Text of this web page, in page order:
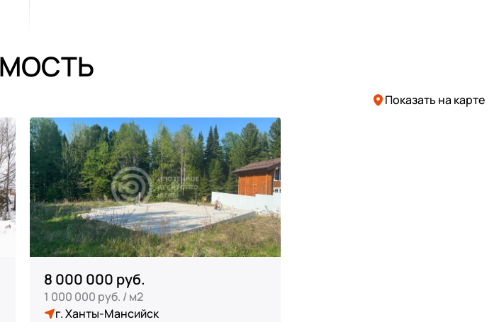
Показать на карте
8 000 000 руб.
1 000 000 руб. / м2
г. Ханты-Мансийск